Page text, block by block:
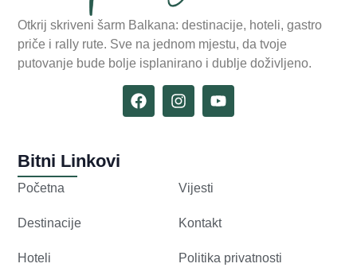
Otkrij skriveni šarm Balkana: destinacije, hoteli, gastro
priče i rally rute. Sve na jednom mjestu, da tvoje
putovanje bude bolje isplanirano i dublje doživljeno.
Bitni Linkovi
Početna
Destinacije
Hoteli
Vijesti
Kontakt
Politika privatnosti